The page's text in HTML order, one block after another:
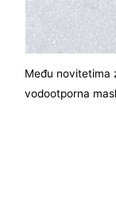
Među novitetima
vodootporna